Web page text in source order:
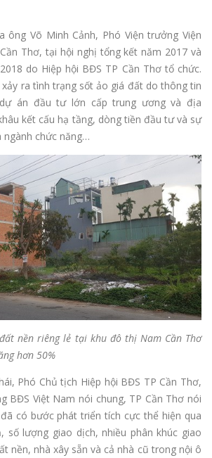
ông Võ Minh Cảnh, Phó Viện trưởng Viện
Thơ, tại hội nghị tổng kết năm 2017 và
do Hiệp hội BĐS TP Cần Thơ tổ chức.
xảy ra tình trạng sốt ảo giá đất do thông tin
án đầu tư lớn cấp trung ương và địa
kết cấu hạ tầng, dòng tiền đầu tư và sự
ngành chức năng…
nền riêng lẻ tại khu đô thị Nam Cần Thơ
hơn 50%
Phó Chủ tịch Hiệp hội BĐS TP Cần Thơ,
BĐS Việt Nam nói chung, TP Cần Thơ nói
có bước phát triển tích cực thể hiện qua
số lượng giao dịch, nhiều phân khúc giao
nền, nhà xây sẵn và cả nhà cũ trong nội ô